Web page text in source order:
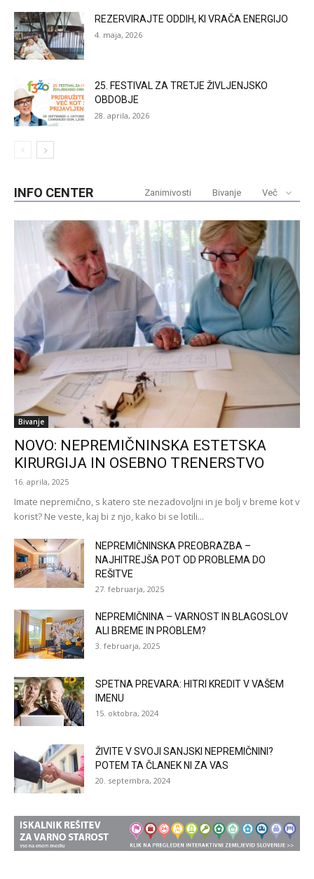
REZERVIRAJTE ODDIH, KI VRAČA ENERGIJO
4. maja, 2026
25. FESTIVAL ZA TRETJE ŽIVLJENJSKO
OBDOBJE
28. aprila, 2026
INFO CENTER Zanimivosti Bivanje Več
Bivanje
NOVO: NEPREMIČNINSKA ESTETSKA
KIRURGIJA IN OSEBNO TRENERSTVO
16. aprila, 2025
Imate nepremično, s katero ste nezadovoljni in je bolj v breme kot v
korist? Ne veste, kaj bi z njo, kako bi se lotili...
NEPREMIČNINSKA PREOBRAZBA –
NAJHITREJŠA POT OD PROBLEMA DO
REŠITVE
27. februarja, 2025
NEPREMIČNINA – VARNOST IN BLAGOSLOV
ALI BREME IN PROBLEM?
3. februarja, 2025
SPETNA PREVARA: HITRI KREDIT V VAŠEM
IMENU
15. oktobra, 2024
ŽIVITE V SVOJI SANJSKI NEPREMIČNINI?
POTEM TA ČLANEK NI ZA VAS
20. septembra, 2024